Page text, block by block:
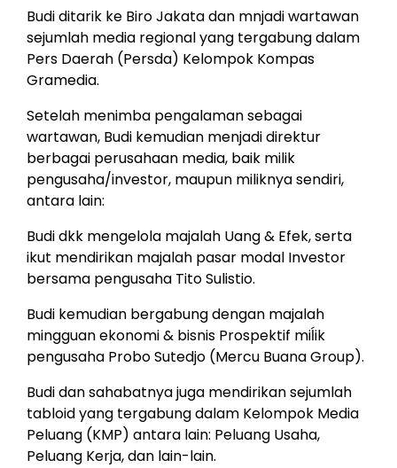
Budi ditarik ke Biro Jakata dan mnjadi wartawan
sejumlah media regional yang tergabung dalam
Pers Daerah (Persda) Kelompok Kompas
Gramedia.
Setelah menimba pengalaman sebagai
wartawan, Budi kemudian menjadi direktur
berbagai perusahaan media, baik milik
pengusaha/investor, maupun miliknya sendiri,
antara lain:
Budi dkk mengelola majalah Uang & Efek, serta
ikut mendirikan majalah pasar modal Investor
bersama pengusaha Tito Sulistio.
Budi kemudian bergabung dengan majalah
mingguan ekonomi & bisnis Prospektif miĺik
pengusaha Probo Sutedjo (Mercu Buana Group).
Budi dan sahabatnya juga mendirikan sejumlah
tabloid yang tergabung dalam Kelompok Media
Peluang (KMP) antara lain: Peluang Usaha,
Peluang Kerja, dan lain-lain.